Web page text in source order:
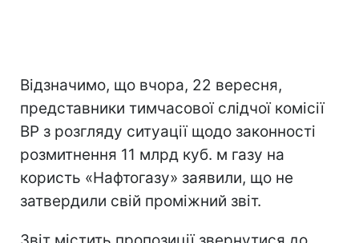
Відзначимо, що вчора, 22 вересня,
представники тимчасової слідчої комісії
ВР з розгляду ситуації щодо законності
розмитнення 11 млрд куб. м газу на
користь «Нафтогазу» заявили, що не
затвердили свій проміжний звіт.